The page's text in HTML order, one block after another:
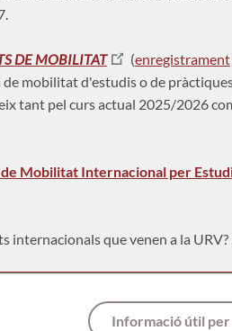
DE MOBILITAT (enregistrament
de mobilitat d'estudis o de
tant pel curs actual 2025/2026
Mobilitat Internacional per
que venen a la
Informació útil per